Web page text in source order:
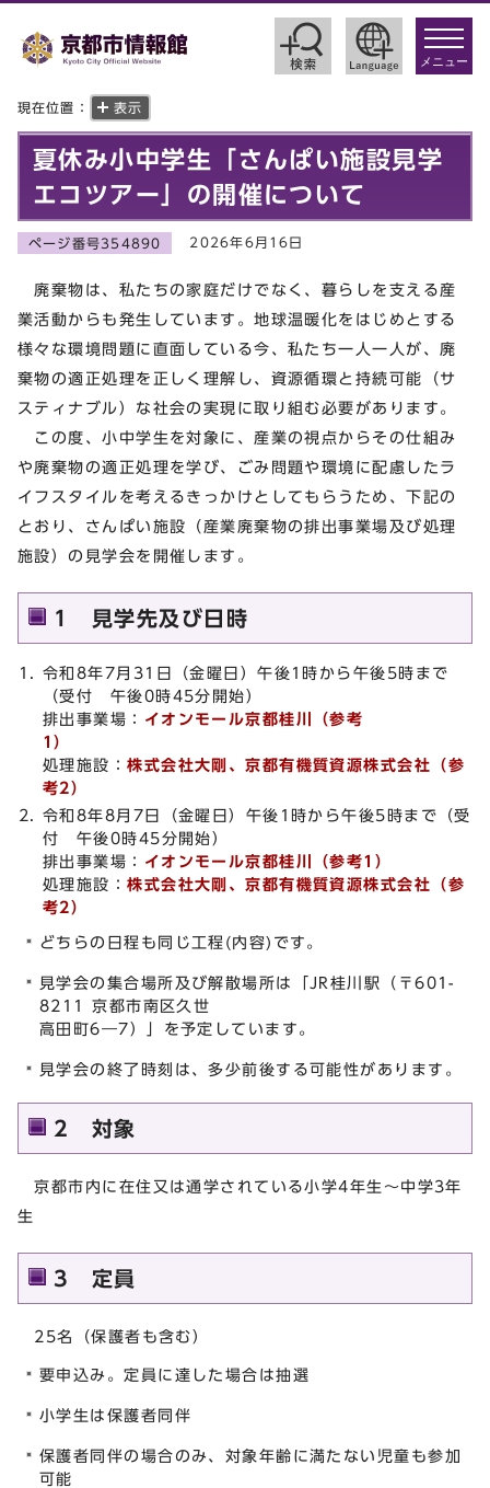
toggle
メニュー
現在位置： 表示
夏休み小中学生「さんぱい施設見学
エコツアー」の開催について
ページ番号354890 2026年6月16日
廃棄物は、私たちの家庭だけでなく、暮らしを支える産
業活動からも発生しています。地球温暖化をはじめとする
様々な環境問題に直面している今、私たち一人一人が、廃
棄物の適正処理を正しく理解し、資源循環と持続可能（サ
スティナブル）な社会の実現に取り組む必要があります。
この度、小中学生を対象に、産業の視点からその仕組み
や廃棄物の適正処理を学び、ごみ問題や環境に配慮したラ
イフスタイルを考えるきっかけとしてもらうため、下記の
とおり、さんぱい施設（産業廃棄物の排出事業場及び処理
施設）の見学会を開催します。
1 見学先及び日時
令和8年7月31日（金曜日）午後1時から午後5時まで
（受付 午後0時45分開始）
排出事業場： イオンモール京都桂川（参考
1
処理施設：株式会社大剛、京都有機質資源株式会社 （参
考2）
令和8年8月7日（金曜日）午後1時から午後5時まで（受
付 午後0時45分開始）
排出事業場： イオンモール京都桂川（参考1）
処理施設：株式会社大剛、京都有機質資源株式会社 （参
考2）
どちらの日程も同じ工程(内容)です。
見学会の集合場所及び解散場所は「JR桂川駅（〒601-
8211 京都市南区久世
高田町6―7）」を予定しています。
見学会の終了時刻は、多少前後する可能性があります。
2 対象
京都市内に在住又は通学されている小学4年生～中学3年
生
3 定員
25名（保護者も含む）
要申込み。定員に達した場合は抽選
小学生は保護者同伴
保護者同伴の場合のみ、対象年齢に満たない児童も参加
可能